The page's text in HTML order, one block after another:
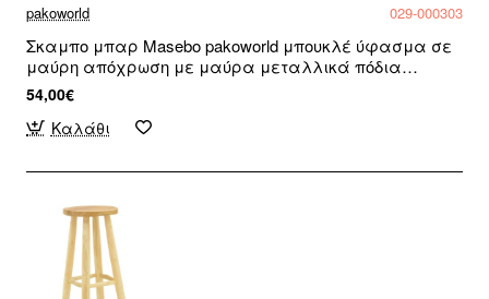
pakoworld 029-000303
Σκαμπο μπαρ Masebo pakoworld μπουκλέ ύφασμα σε
μαύρη απόχρωση με μαύρα μεταλλικά πόδια
48x52x97εκ
54,00€
Καλάθι